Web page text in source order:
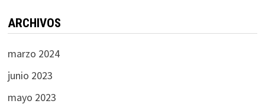
ARCHIVOS
marzo 2024
junio 2023
mayo 2023